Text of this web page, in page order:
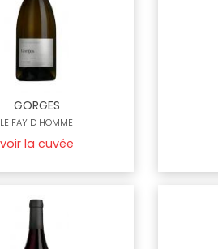
GORGES
LE FAY D HOMME
voir la cuvée